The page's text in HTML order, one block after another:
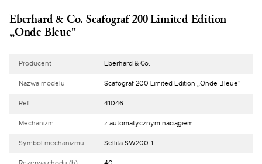
Eberhard & Co. Scafograf 200 Limited Edition
„Onde Bleue"
Producent Eberhard & Co.
Nazwa modelu Scafograf 200 Limited Edition „Onde Bleue"
Ref. 41046
Mechanizm z automatycznym naciągiem
Symbol mechanizmu Sellita SW200-1